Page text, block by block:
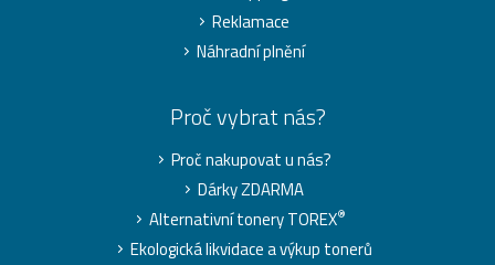
Reklamace
Náhradní plnění
Proč vybrat nás?
Proč nakupovat u nás?
Dárky ZDARMA
Alternativní tonery TOREX®
Ekologická likvidace a výkup tonerů